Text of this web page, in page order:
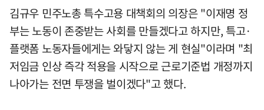
김규우 민주노총 특수고용 대책회의 의장은 "이재명 정
부는 노동이 존중받는 사회를 만들겠다고 하지만, 특고·
플랫폼 노동자들에게는 와닿지 않는 게 현실"이라며 "최
저임금 인상 즉각 적용을 시작으로 근로기준법 개정까지
나아가는 전면 투쟁을 벌이겠다"고 했다.